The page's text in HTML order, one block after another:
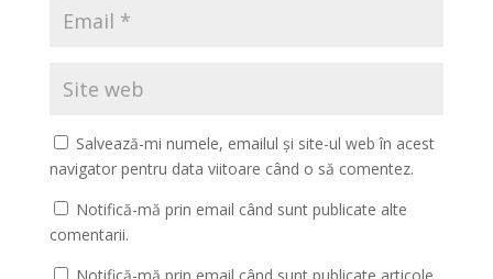
Salvează-mi numele, emailul și site-ul web în acest
navigator pentru data viitoare când o să comentez.
Notifică-mă prin email când sunt publicate alte
comentarii.